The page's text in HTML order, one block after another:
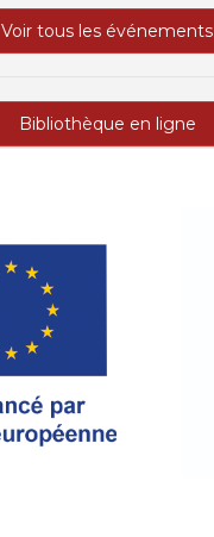
Voir tous les événements
Bibliothèque en ligne